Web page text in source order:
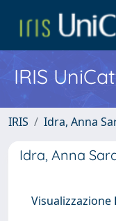
IRIS
IRIS Idra, Anna
Idra, Anna
Visualizzazione